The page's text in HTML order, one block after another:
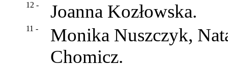
12 - Joanna Kozłowska.
11 -
Monika Nuszczyk,
Chomicz.